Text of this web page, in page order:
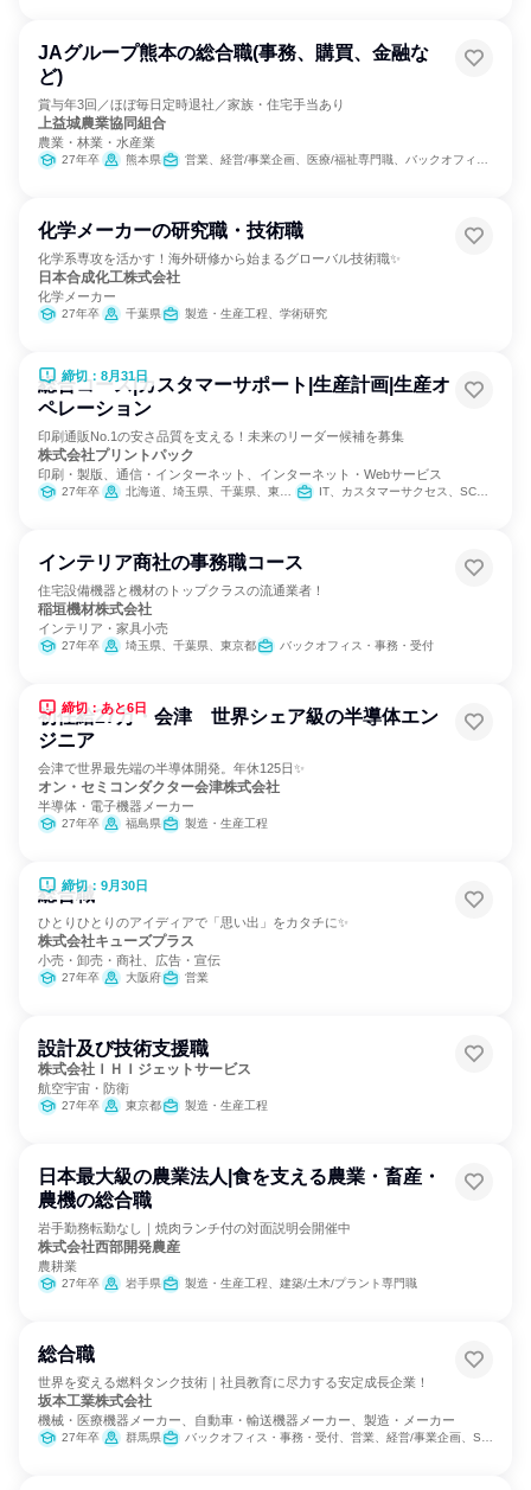
JAグループ熊本の総合職(事務、購買、金融な
ど)
賞与年3回／ほぼ毎日定時退社／家族・住宅手当あり
上益城農業協同組合
農業・林業・水産業
27年卒 熊本県 営業、経営/事業企画、医療/福祉専門職、バックオフィス・事務・受付、SCM/生産管理/購買/物流、組織運営管理・公務員・事務系職種、農林水産鉱業職種
化学メーカーの研究職・技術職
化学系専攻を活かす！海外研修から始まるグローバル技術職✨
日本合成化工株式会社
化学メーカー
27年卒 千葉県 製造・生産工程、学術研究
締切：8月31日
総合コース|カスタマーサポート|生産計画|生産オ
ペレーション
印刷通販No.1の安さ品質を支える！未来のリーダー候補を募集
株式会社プリントパック
印刷・製版、通信・インターネット、インターネット・Webサービス
27年卒 北海道、埼玉県、千葉県、東京都、京都府、福岡県 IT、カスタマーサクセス、SCM/生産管理/購買/物流、製造・生産工程、建築/土木/プラント専門職、クリエイティブ/デザイン職、出版/メディア/芸能/エンタメ専門職、カスタマーサポート/コールセンター
インテリア商社の事務職コース
住宅設備機器と機材のトップクラスの流通業者！
稲垣機材株式会社
インテリア・家具小売
27年卒 埼玉県、千葉県、東京都 バックオフィス・事務・受付
締切：あと6日
初任給27万・会津 世界シェア級の半導体エン
ジニア
会津で世界最先端の半導体開発。年休125日✨
オン・セミコンダクター会津株式会社
半導体・電子機器メーカー
27年卒 福島県 製造・生産工程
締切：9月30日
総合職
ひとりひとりのアイディアで「思い出」をカタチに✨
株式会社キューズプラス
小売・卸売・商社、広告・宣伝
27年卒 大阪府 営業
設計及び技術支援職
株式会社ＩＨＩジェットサービス
航空宇宙・防衛
27年卒 東京都 製造・生産工程
日本最大級の農業法人|食を支える農業・畜産・
農機の総合職
岩手勤務転勤なし｜焼肉ランチ付の対面説明会開催中
株式会社西部開発農産
農耕業
27年卒 岩手県 製造・生産工程、建築/土木/プラント専門職
総合職
世界を変える燃料タンク技術｜社員教育に尽力する安定成長企業！
坂本工業株式会社
機械・医療機器メーカー、自動車・輸送機器メーカー、製造・メーカー
27年卒 群馬県 バックオフィス・事務・受付、営業、経営/事業企画、SCM/生産管理/購買/物流、経理/税務/財務、人事、総務